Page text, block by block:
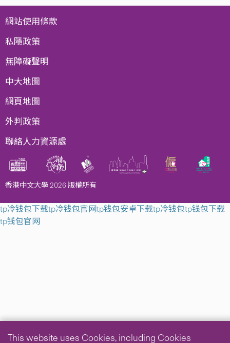
網站使用條款
私隱政策
無障礙聲明
中大地圖
網頁地圖
外判政策
聯絡人力資源處
香港中文大學 2026 版權所有
This website uses Cookies, including Cookies
tp冷钱包下载tp冷钱包官网tp钱包安卓下载tp冷钱包tp钱包下载
tp钱包官网